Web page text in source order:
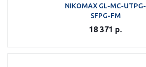
NIKOMAX GL-MC-UTPG-
SFPG-FM
18 371 р.